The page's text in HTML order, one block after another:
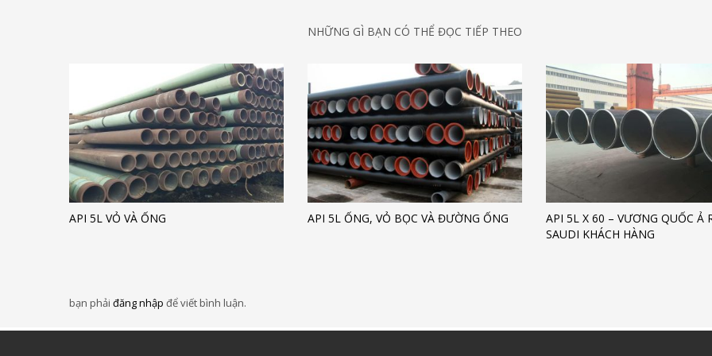
NHỮNG GÌ BẠN CÓ THỂ ĐỌC TIẾP THEO
API 5L VỎ VÀ ỐNG API 5L ỐNG, VỎ BỌC VÀ ĐƯỜNG ỐNG
API 5L X 60 – VƯƠNG QUỐC Ả
SAUDI KHÁCH HÀNG
bạn phải đăng nhập để viết bình luận.